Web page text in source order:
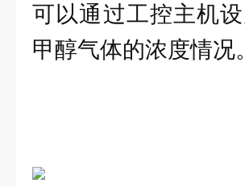
可以通过工控主机
甲醇气体的浓度情况。